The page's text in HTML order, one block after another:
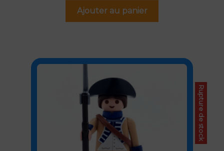
Ajouter au panier
Rupture de stock